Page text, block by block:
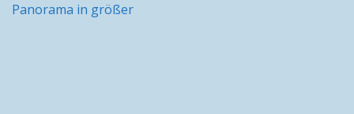
Panorama in größer